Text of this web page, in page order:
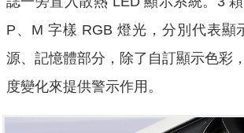
P、M 字樣 RGB 燈光，分別代表顯
源、記憶體部分，除了自訂顯示色彩
度變化來提供警示作用。